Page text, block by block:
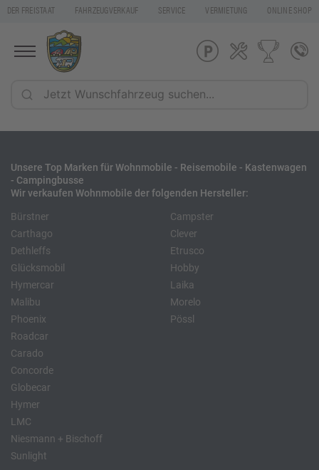
DER FREISTAAT FAHRZEUGVERKAUF SERVICE VERMIETUNG ONLINE SHOP
Unsere Top Marken für Wohnmobile - Reisemobile - Kastenwagen
- Campingbusse
Wir verkaufen Wohnmobile der folgenden Hersteller:
Bürstner
Carthago
Dethleffs
Glücksmobil
Hymercar
Malibu
Phoenix
Roadcar
Campster
Clever
Etrusco
Hobby
Laika
Morelo
Pössl
Carado
Concorde
Globecar
Hymer
LMC
Niesmann + Bischoff
Sunlight